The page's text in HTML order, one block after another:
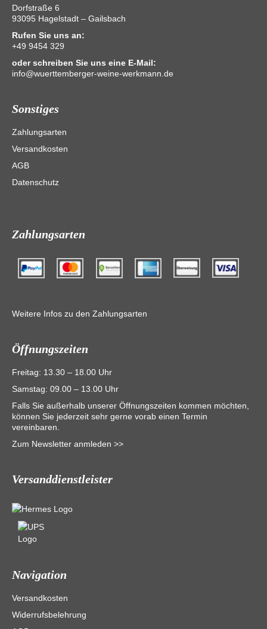
Dorfstraße 6
93095 Hagelstadt – Gailsbach
Rufen Sie uns an:
+49 9454 329
oder schreiben Sie uns eine E-Mail:
info@wuerttemberger-weine-werkmann.de
Sonstiges
Zahlungsarten
Versandkosten
AGB
Datenschutz
Zahlungsarten
Weitere Infos zu den Zahlungsarten
Öffnungszeiten
Freitag: 13.30 – 18.00 Uhr
Samstag: 09.00 – 13.00 Uhr
Falls Sie außerhalb unserer Öffnungszeiten kommen möchten,
können Sie jederzeit sehr gerne vorab einen Termin
vereinbaren.
Zum Newsletter anmleden >>
Versanddienstleister
Navigation
Versandkosten
Widerrufsbelehrung